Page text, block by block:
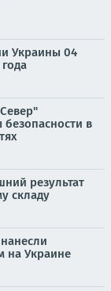
Украины 04
в
результат
складу
на Украине